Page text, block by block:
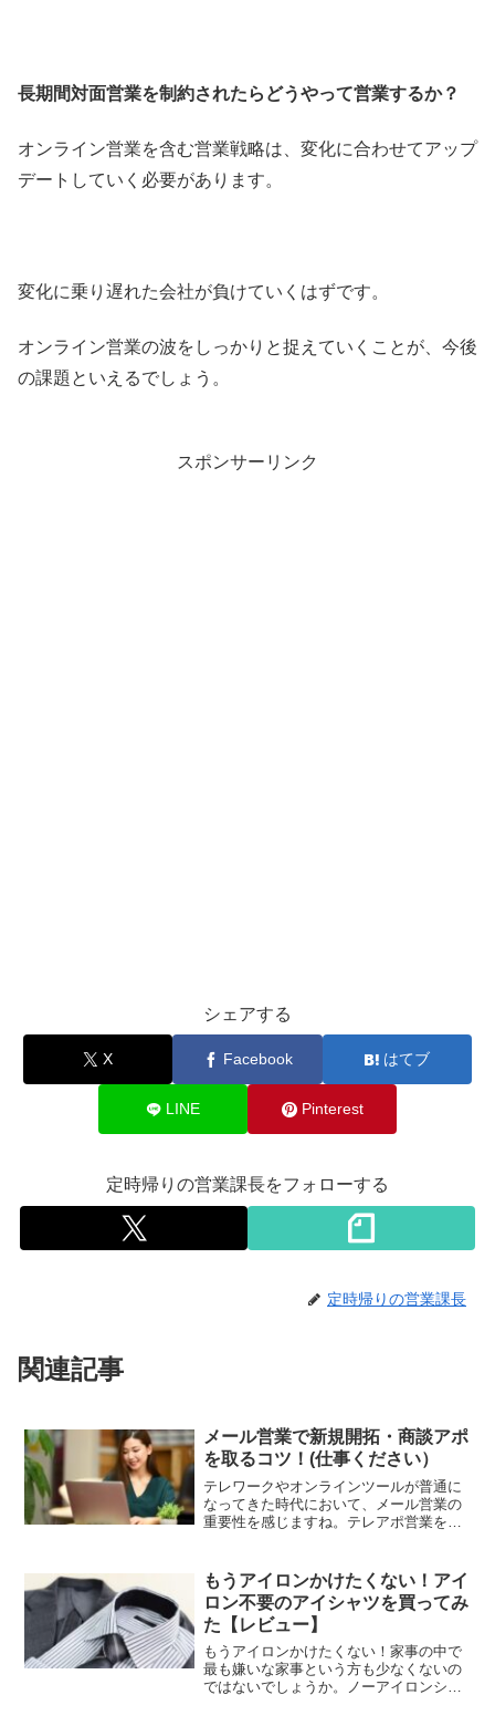
長期間対面営業を制約されたらどうやって営業するか？
オンライン営業を含む営業戦略は、変化に合わせてアップ
デートしていく必要があります。
変化に乗り遅れた会社が負けていくはずです。
オンライン営業の波をしっかりと捉えていくことが、今後
の課題といえるでしょう。
スポンサーリンク
シェアする
X Facebook はてブ
LINE Pinterest
定時帰りの営業課長をフォローする
定時帰りの営業課長
関連記事
メール営業で新規開拓・商談アポ
を取るコツ！(仕事ください）
テレワークやオンラインツールが普通に
なってきた時代において、メール営業の
重要性を感じますね。テレアポ営業をし
多いのが現状です。そこで初めてメール
営業をされる方に新規開拓・商談アポを
取るコツを紹介します。
もうアイロンかけたくない！アイ
ロン不要のアイシャツを買ってみ
た【レビュー】
もうアイロンかけたくない！家事の中で
最も嫌いな家事という方も少なくないの
ではないでしょうか。ノーアイロンシャ